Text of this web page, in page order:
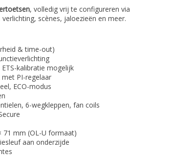
, volledig vrij te configureren via
scènes, jaloezieën en meer.
& time-out)
kalibratie mogelijk
PI-regelaar
ECO-modus
6-wegkleppen, fan coils
71 mm (OL-U formaat)
aan onderzijde